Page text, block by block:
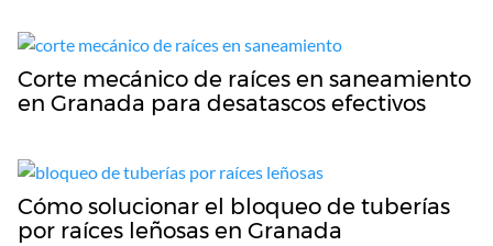
Corte mecánico de raíces en saneamiento
en Granada para desatascos efectivos
Cómo solucionar el bloqueo de tuberías
por raíces leñosas en Granada